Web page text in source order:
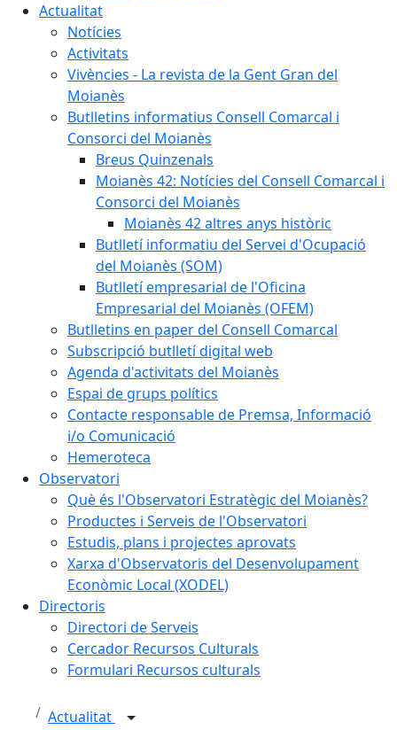
Actualitat
Notícies
Activitats
Vivències - La revista de la Gent Gran del
Moianès
Butlletins informatius Consell Comarcal i
Consorci del Moianès
Breus Quinzenals
Moianès 42: Notícies del Consell Comarcal i
Consorci del Moianès
Moianès 42 altres anys històric
Butlletí informatiu del Servei d'Ocupació
del Moianès (SOM)
Butlletí empresarial de l'Oficina
Empresarial del Moianès (OFEM)
Butlletins en paper del Consell Comarcal
Subscripció butlletí digital web
Agenda d'activitats del Moianès
Espai de grups polítics
Contacte responsable de Premsa, Informació
i/o Comunicació
Hemeroteca
Observatori
Què és l'Observatori Estratègic del Moianès?
Productes i Serveis de l'Observatori
Estudis, plans i projectes aprovats
Xarxa d'Observatoris del Desenvolupament
Econòmic Local (XODEL)
Directoris
Directori de Serveis
Cercador Recursos Culturals
Formulari Recursos culturals
Actualitat